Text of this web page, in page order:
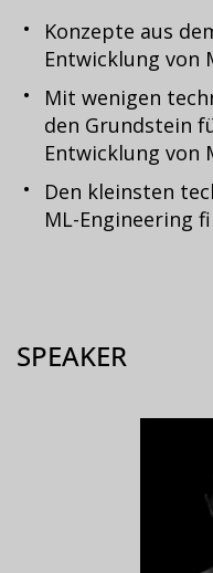
Konzepte aus
Entwicklung von
Mit wenigen
den Grundstein
Entwicklung von
Den kleinsten
ML-Engineering
SPEAKER